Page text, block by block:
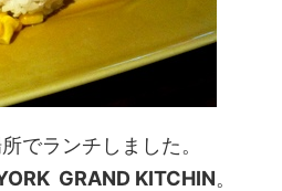
でランチしました。
GRAND KITCHIN。